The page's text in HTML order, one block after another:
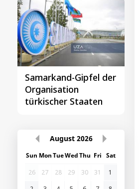
Samarkand-Gipfel der
Organisation
türkischer Staaten
August 2026
Sun MonTueWedThu Fri Sat
26
27 28 29 30 31
1